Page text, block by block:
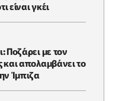
είναι γκέι
Ποζάρει με τον
και απολαμβάνει το
Ίμπιζα